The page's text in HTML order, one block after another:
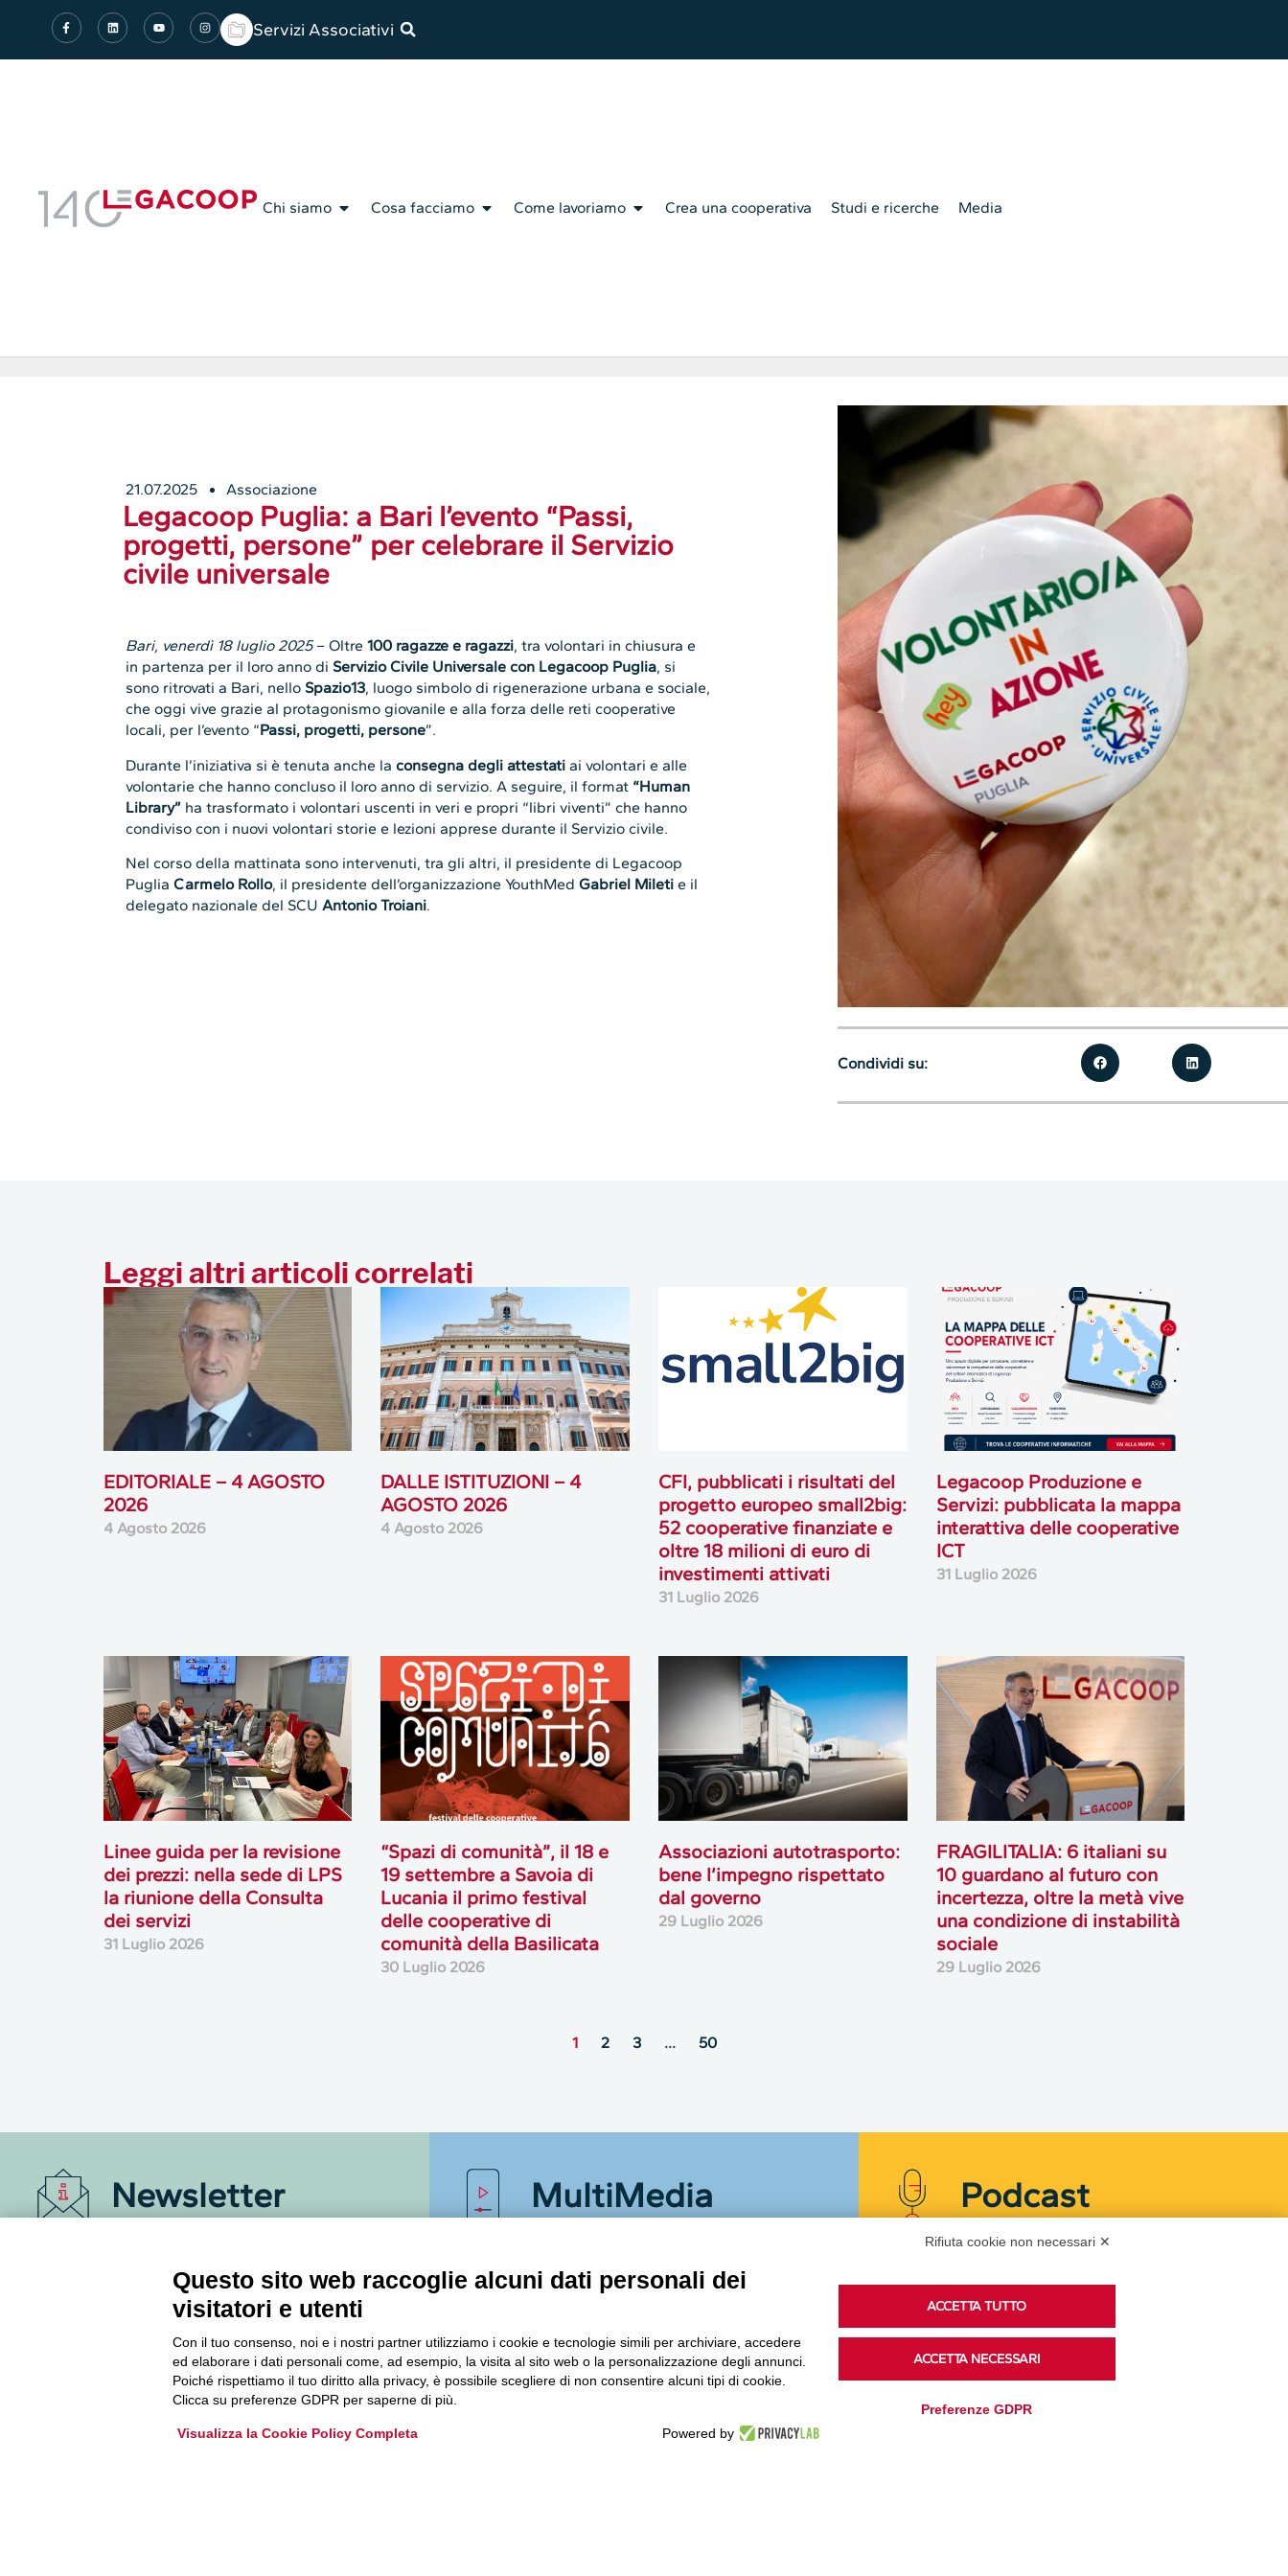
Servizi Associativi
Chi siamo Cosa facciamo Come lavoriamo Crea una cooperativa Studi e ricerche Media
21.07.2025 Associazione
Legacoop Puglia: a Bari l’evento “Passi,
progetti, persone” per celebrare il Servizio
civile universale
Bari, venerdì 18 luglio 2025– Oltre100 ragazze e ragazzi, tra volontari in chiusura e
in partenza per il loro anno di Servizio Civile Universale con Legacoop Puglia, si
sono ritrovati a Bari, nello Spazio13, luogo simbolo di rigenerazione urbana e sociale,
che oggi vive grazie al protagonismo giovanile e alla forza delle reti cooperative
locali, per l’evento “Passi, progetti, persone”.
Durante l’iniziativa si è tenuta anche laconsegna degli attestati ai volontari e alle
volontarie che hanno concluso il loro anno di servizio. A seguire, il format “Human
Library” ha trasformato i volontari uscenti in veri e propri “libri viventi” che hanno
condiviso con i nuovi volontari storie e lezioni apprese durante il Servizio civile.
Nel corso della mattinata sono intervenuti, tra gli altri, il presidente di Legacoop
PugliaCarmelo Rollo, il presidente dell’organizzazione YouthMedGabriel Mileti e il
delegato nazionale del SCUAntonio Troiani.
Condividi su:
Leggi altri articoli correlati
EDITORIALE – 4 AGOSTO
2026
4 Agosto 2026
DALLE ISTITUZIONI – 4
AGOSTO 2026
4 Agosto 2026
CFI, pubblicati i risultati del
progetto europeo small2big:
52 cooperative finanziate e
oltre 18 milioni di euro di
investimenti attivati
31 Luglio 2026
Legacoop Produzione e
Servizi: pubblicata la mappa
interattiva delle cooperative
ICT
31 Luglio 2026
Linee guida per la revisione
dei prezzi: nella sede di LPS
la riunione della Consulta
dei servizi
31 Luglio 2026
“Spazi di comunità”, il 18 e
19 settembre a Savoia di
Lucania il primo festival
delle cooperative di
comunità della Basilicata
30 Luglio 2026
Associazioni autotrasporto:
bene l’impegno rispettato
dal governo
29 Luglio 2026
FRAGILITALIA: 6 italiani su
10 guardano al futuro con
incertezza, oltre la metà vive
una condizione di instabilità
sociale
29 Luglio 2026
1 2 3 … 50
Newsletter
Informazioni per restare sempre aggiornati sul
mondo della cooperazione.
Archivio Newsletter
MultiMedia
Guarda i nostri video, storie e webinar.
Accedi a Youtube
Podcast
su Spreaker.
Rifiuta cookie non necessari ✕
Questo sito web raccoglie alcuni dati personali dei
visitatori e utenti
Con il tuo consenso, noi e i nostri partner utilizziamo i cookie e tecnologie simili per archiviare, accedere
ed elaborare i dati personali come, ad esempio, la visita al sito web o la personalizzazione degli annunci.
Poiché rispettiamo il tuo diritto alla privacy, è possibile scegliere di non consentire alcuni tipi di cookie.
Clicca su preferenze GDPR per saperne di più.
Visualizza la Cookie Policy Completa Powered by
ACCETTA TUTTO
ACCETTA NECESSARI
Preferenze GDPR